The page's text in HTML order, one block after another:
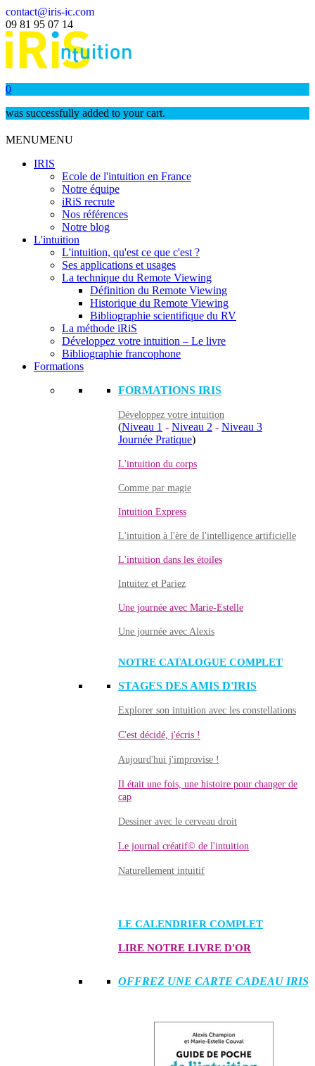
contact@iris-ic.com
09 81 95 07 14
0
was successfully added to your cart.
MENUMENU
IRIS
Ecole de l'intuition en France
Notre équipe
iRiS recrute
Nos références
Notre blog
L'intuition
L'intuition, qu'est ce que c'est ?
Ses applications et usages
La technique du Remote Viewing
Définition du Remote Viewing
Historique du Remote Viewing
Bibliographie scientifique du RV
La méthode iRiS
Développez votre intuition – Le livre
Bibliographie francophone
Formations
FORMATIONS IRIS
Développez votre intuition
(Niveau 1 - Niveau 2 - Niveau 3
Journée Pratique)
L'intuition du corps
Comme par magie
Intuition Express
L'intuition à l'ère de l'intelligence artificielle
L'intuition dans les étoiles
Intuitez et Pariez
Une journée avec Marie-Estelle
Une journée avec Alexis
NOTRE CATALOGUE COMPLET
STAGES DES AMIS D'IRIS
Explorer son intuition avec les constellations
C'est décidé, j'écris !
Aujourd'hui j'improvise !
Il était une fois, une histoire pour changer de
cap
Dessiner avec le cerveau droit
Le journal créatif© de l'intuition
Naturellement intuitif
LE CALENDRIER COMPLET
LIRE NOTRE LIVRE D'OR
OFFREZ UNE CARTE CADEAU IRIS